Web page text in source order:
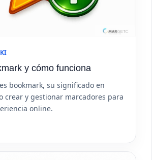
y cómo funciona
bookmark, su significado en
crear y gestionar marcadores para
online.